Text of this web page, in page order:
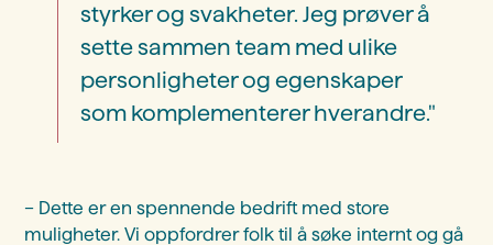
styrker og svakheter. Jeg prøver å
sette sammen team med ulike
personligheter og egenskaper
som komplementerer hverandre."
– Dette er en spennende bedrift med store
muligheter. Vi oppfordrer folk til å søke internt og gå